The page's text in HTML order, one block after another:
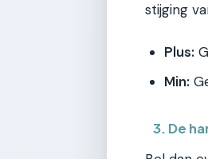
stijging
Plus:
Min:
3. De